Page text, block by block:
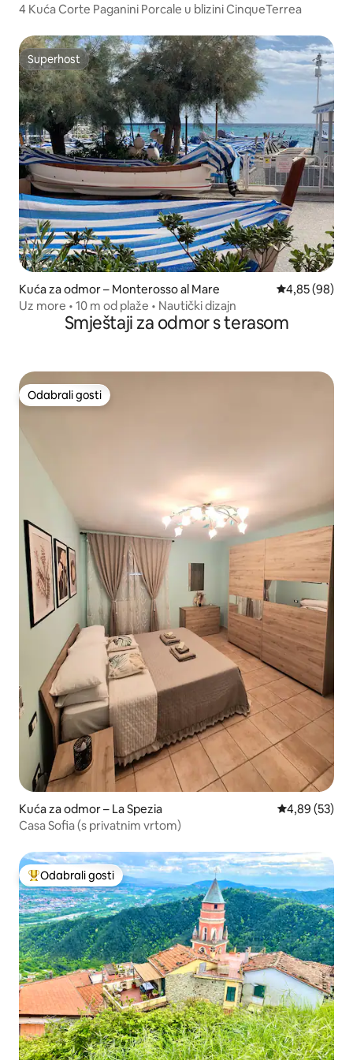
4 Kuća Corte Paganini Porcale u blizini CinqueTerrea
Superhost
Superhost
Kuća za odmor – Monterosso al Mare Prosječna
4,85 (98)
Uz more • 10 m od plaže • Nautički dizajn
Smještaji za odmor s terasom
Odabrali gosti
Odabrali gosti
Kuća za odmor – La Spezia Prosječna
4,89 (53)
Casa Sofia (s privatnim vrtom)
Među najviše rangiranima s oznakom „Odabrali gosti”
Odabrali gosti